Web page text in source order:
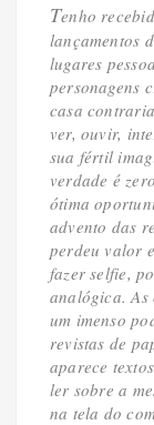
Tenho
lançamentos
lugares
personagens
casa
ver, ouvir,
sua fértil
verdade é
ótima
advento das
perdeu valor
fazerselfie,
analógica. As
um imenso
revistas de
aparece
ler sobre a
na tela do